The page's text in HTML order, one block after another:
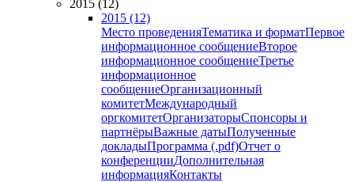
2015 (12)
2015 (12)
Место проведенияТематика и форматПервое
информационное сообщениеВторое
информационное сообщениеТретье
информационное
сообщениеОрганизационный
комитетМеждународный
оргкомитетОрганизаторыСпонсоры и
партнёрыВажные датыПолученные
докладыПрограмма (.pdf)Отчет о
конференцииДополнительная
информацияКонтакты